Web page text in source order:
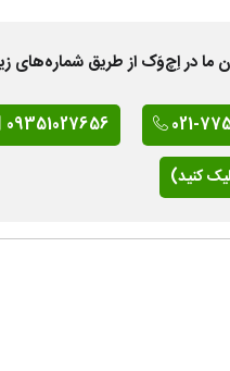
در اِچ‌وَک از طریق شماره‌های
021-
09351027656
کنید)